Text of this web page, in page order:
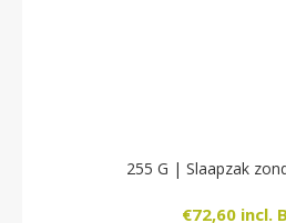
255 G | Slaapzak
€72,60 incl.